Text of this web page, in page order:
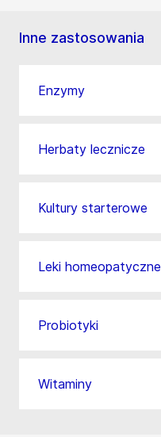
Inne zastosowania
Enzymy
Herbaty lecznicze
Kultury starterowe
Leki homeopatyczne
Probiotyki
Witaminy